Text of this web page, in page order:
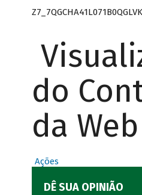
do
da Web
Ações
DÊ SUA OPINIÃO